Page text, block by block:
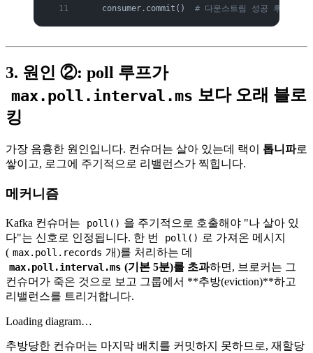
    consumer.commit()
# 다운스트림 성공 후 커밋
3. 원인 ②: poll 루프가
max.poll.interval.ms 보다 오래 블로
킹
가장 음흉한 원인입니다. 컨슈머는 살아 있는데 랙이 톱니파로
쌓이고, 로그에 주기적으로 리밸런스가 찍힙니다.
메커니즘
Kafka 컨슈머는 poll() 을 주기적으로 호출해야 "나 살아 있
다"는 신호로 인정됩니다. 한 번
poll() 로 가져온 메시지
( max.poll.records 개)를 처리하는 데
max.poll.interval.ms (기본 5분)를 초과하면, 브로커는 그
컨슈머가 죽은 것으로 보고 그룹에서 **추방(eviction)**하고
리밸런스를 트리거합니다.
Loading diagram…
추방당한 컨슈머는 마지막 배치를 커밋하지 못하므로, 재할당